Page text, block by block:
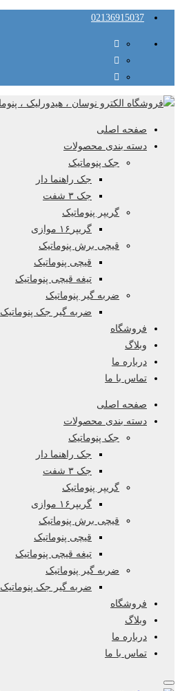
02136915037
صفحه اصلی
دسته بندی محصولات
جک پنوماتیک
جک راهنما دار
جک ۳ شفت
گریپر پنوماتیک
گریپر۱۶ موازی
قیچی برش پنوماتیک
قیچی پنوماتیک
تیغه قیچی پنوماتیک
ضربه گیر پنوماتیک
ضربه گیر جک پنوماتیک
فروشگاه
وبلاگ
درباره ما
تماس با ما
صفحه اصلی
دسته بندی محصولات
جک پنوماتیک
جک راهنما دار
جک ۳ شفت
گریپر پنوماتیک
گریپر۱۶ موازی
قیچی برش پنوماتیک
قیچی پنوماتیک
تیغه قیچی پنوماتیک
ضربه گیر پنوماتیک
ضربه گیر جک پنوماتیک
فروشگاه
وبلاگ
درباره ما
تماس با ما